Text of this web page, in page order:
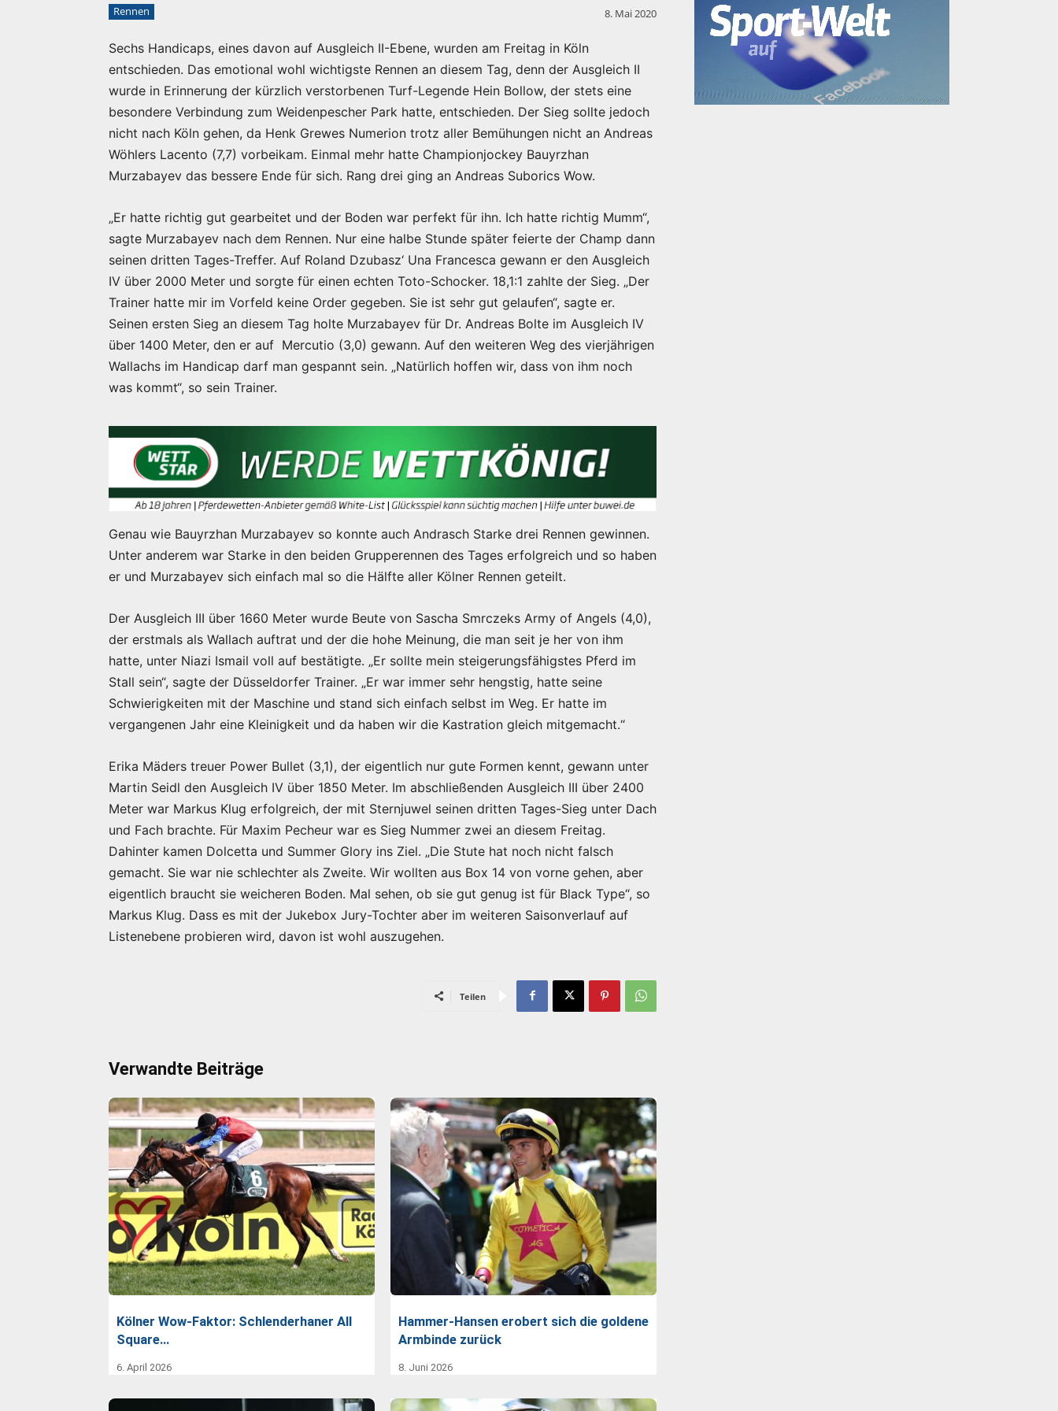
Rennen 8. Mai 2020
Sechs Handicaps, eines davon auf Ausgleich II-Ebene, wurden am Freitag in Köln
entschieden. Das emotional wohl wichtigste Rennen an diesem Tag, denn der Ausgleich II
wurde in Erinnerung der kürzlich verstorbenen Turf-Legende Hein Bollow, der stets eine
besondere Verbindung zum Weidenpescher Park hatte, entschieden. Der Sieg sollte jedoch
nicht nach Köln gehen, da Henk Grewes Numerion trotz aller Bemühungen nicht an Andreas
Wöhlers Lacento (7,7) vorbeikam. Einmal mehr hatte Championjockey Bauyrzhan
Murzabayev das bessere Ende für sich. Rang drei ging an Andreas Suborics Wow.
„Er hatte richtig gut gearbeitet und der Boden war perfekt für ihn. Ich hatte richtig Mumm“,
sagte Murzabayev nach dem Rennen. Nur eine halbe Stunde später feierte der Champ dann
seinen dritten Tages-Treffer. Auf Roland Dzubasz‘ Una Francesca gewann er den Ausgleich
IV über 2000 Meter und sorgte für einen echten Toto-Schocker. 18,1:1 zahlte der Sieg. „Der
Trainer hatte mir im Vorfeld keine Order gegeben. Sie ist sehr gut gelaufen“, sagte er.
Seinen ersten Sieg an diesem Tag holte Murzabayev für Dr. Andreas Bolte im Ausgleich IV
über 1400 Meter, den er auf Mercutio (3,0) gewann. Auf den weiteren Weg des vierjährigen
Wallachs im Handicap darf man gespannt sein. „Natürlich hoffen wir, dass von ihm noch
was kommt“, so sein Trainer.
Genau wie Bauyrzhan Murzabayev so konnte auch Andrasch Starke drei Rennen gewinnen.
Unter anderem war Starke in den beiden Grupperennen des Tages erfolgreich und so haben
er und Murzabayev sich einfach mal so die Hälfte aller Kölner Rennen geteilt.
Der Ausgleich III über 1660 Meter wurde Beute von Sascha Smrczeks Army of Angels (4,0),
der erstmals als Wallach auftrat und der die hohe Meinung, die man seit je her von ihm
hatte, unter Niazi Ismail voll auf bestätigte. „Er sollte mein steigerungsfähigstes Pferd im
Stall sein“, sagte der Düsseldorfer Trainer. „Er war immer sehr hengstig, hatte seine
Schwierigkeiten mit der Maschine und stand sich einfach selbst im Weg. Er hatte im
vergangenen Jahr eine Kleinigkeit und da haben wir die Kastration gleich mitgemacht.“
Erika Mäders treuer Power Bullet (3,1), der eigentlich nur gute Formen kennt, gewann unter
Martin Seidl den Ausgleich IV über 1850 Meter. Im abschließenden Ausgleich III über 2400
Meter war Markus Klug erfolgreich, der mit Sternjuwel seinen dritten Tages-Sieg unter Dach
und Fach brachte. Für Maxim Pecheur war es Sieg Nummer zwei an diesem Freitag.
Dahinter kamen Dolcetta und Summer Glory ins Ziel. „Die Stute hat noch nicht falsch
gemacht. Sie war nie schlechter als Zweite. Wir wollten aus Box 14 von vorne gehen, aber
eigentlich braucht sie weicheren Boden. Mal sehen, ob sie gut genug ist für Black Type“, so
Markus Klug. Dass es mit der Jukebox Jury-Tochter aber im weiteren Saisonverlauf auf
Listenebene probieren wird, davon ist wohl auszugehen.
Teilen
Verwandte Beiträge
Kölner Wow-Faktor: Schlenderhaner All
Square…
6. April 2026
Hammer-Hansen erobert sich die goldene
Armbinde zurück
8. Juni 2026